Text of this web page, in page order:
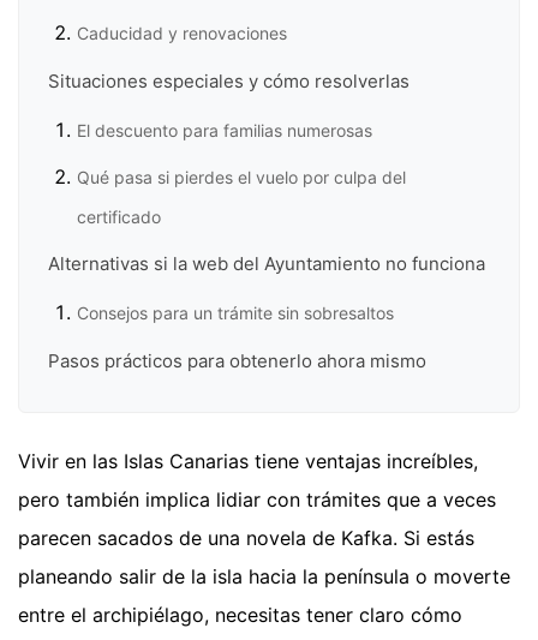
Caducidad y renovaciones
Situaciones especiales y cómo resolverlas
El descuento para familias numerosas
Qué pasa si pierdes el vuelo por culpa del
certificado
Alternativas si la web del Ayuntamiento no funciona
Consejos para un trámite sin sobresaltos
Pasos prácticos para obtenerlo ahora mismo
Vivir en las Islas Canarias tiene ventajas increíbles,
pero también implica lidiar con trámites que a veces
parecen sacados de una novela de Kafka. Si estás
planeando salir de la isla hacia la península o moverte
entre el archipiélago, necesitas tener claro cómo